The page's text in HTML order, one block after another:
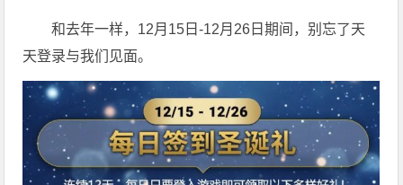
和去年一样，12月15日-12月26日期间，别忘了天
天登录与我们见面。